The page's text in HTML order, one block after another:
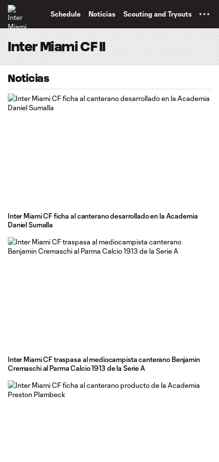
Schedule Noticias Scouting and Tryouts
Inter Miami CF II
Noticias
Inter Miami CF ficha al canterano desarrollado en la Academia
Daniel Sumalla
Inter Miami CF traspasa al mediocampista canterano Benjamin
Cremaschi al Parma Calcio 1913 de la Serie A